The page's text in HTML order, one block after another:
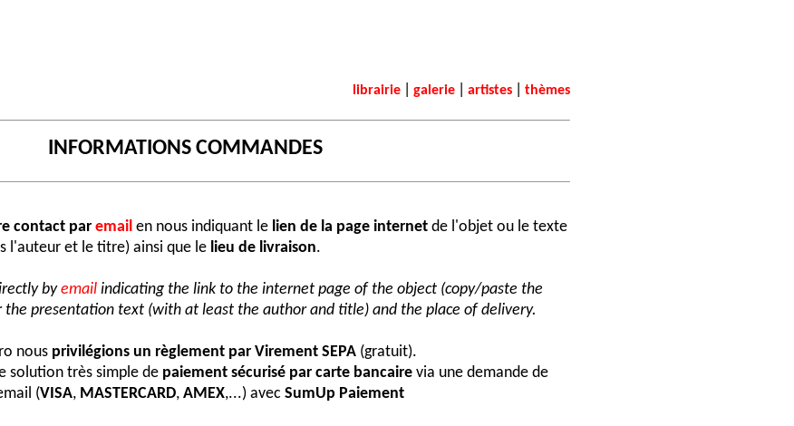
librairie galerie artistes thèmes
INFORMATIONS COMMANDES
contact par email en nous indiquant le lien de la page internet de l'objet ou le texte
l'auteur et le titre) ainsi que le lieu de livraison.
byemail indicating the link to the internet page of the object (copy/paste the
presentation text (with at least the author and title) and the place of delivery.
nous privilégions un règlement par Virement SEPA (gratuit).
solution très simple de paiement sécurisé par carte bancaire via une demande de
(VISA, MASTERCARD, AMEX,...) avec SumUp Paiement